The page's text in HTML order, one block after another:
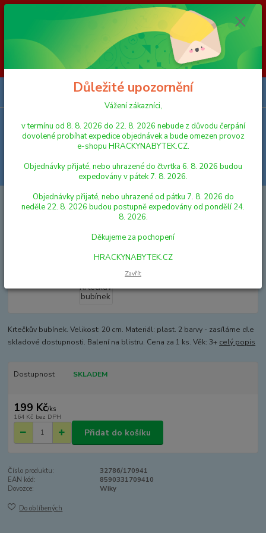
Vážení zákazníci, v termínu od 8. 8. 2026 do 23. 8. 2026 nebude z
důvodu čerpání dovolené probíhat expedice objednávek a bude omezen
provoz e-shopu HRACKYNABYTEK.CZ. Objednávky přijaté, nebo
uhrazené do čtvrtka 6. 8. 2026 budou expedovány v pátek 7. 8. 2026.
Objednávky přijaté, nebo uhrazené od pátku 7. 8. 2026 do neděle 23. 8.
2026 budou postupně expedovány od pondělí 24. 8. 2026. Děkujeme za
pochopení HRACKYNABYTEK.CZ
Menu
Hledat
HUDEBNÍ NÁSTROJE A HRAČKY Krtečkův bubínek
Krtečkův bubínek
Krtečkův bubínek. Velikost: 20 cm. Materiál: plast. 2 barvy - zasíláme dle
skladové dostupnosti. Balení na blistru. Cena za 1 ks. Věk: 3+ celý popis
Dostupnost SKLADEM
199 Kč/ks
164 Kč bez DPH
Přidat do košíku
Číslo produktu:
32786/170941
EAN kód:
8590331709410
Dovozce:
Wiky
Do oblíbených
Důležité upozornění
Vážení zákazníci,
v termínu od 8. 8. 2026 do 22. 8. 2026 nebude z důvodu čerpání
dovolené probíhat expedice objednávek a bude omezen provoz
e-shopu HRACKYNABYTEK.CZ.
Objednávky přijaté, nebo uhrazené do čtvrtka 6. 8. 2026 budou
expedovány v pátek 7. 8. 2026.
Objednávky přijaté, nebo uhrazené od pátku 7. 8. 2026 do
neděle 22. 8. 2026 budou postupně expedovány od pondělí 24.
8. 2026.
Děkujeme za pochopení
HRACKYNABYTEK.CZ
Zavřít